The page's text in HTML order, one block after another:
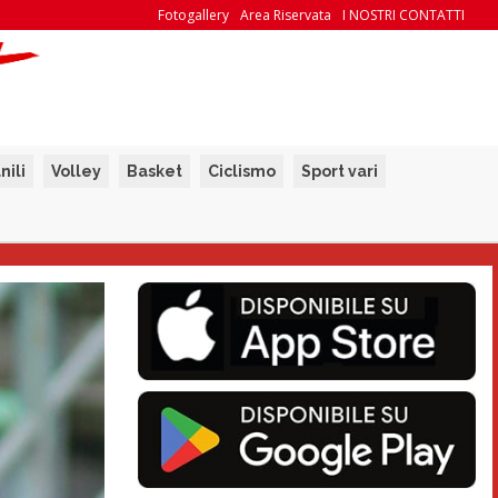
I NOSTRI CONTATTI
Area Riservata
Fotogallery
Volley Basket Ciclismo Sport vari